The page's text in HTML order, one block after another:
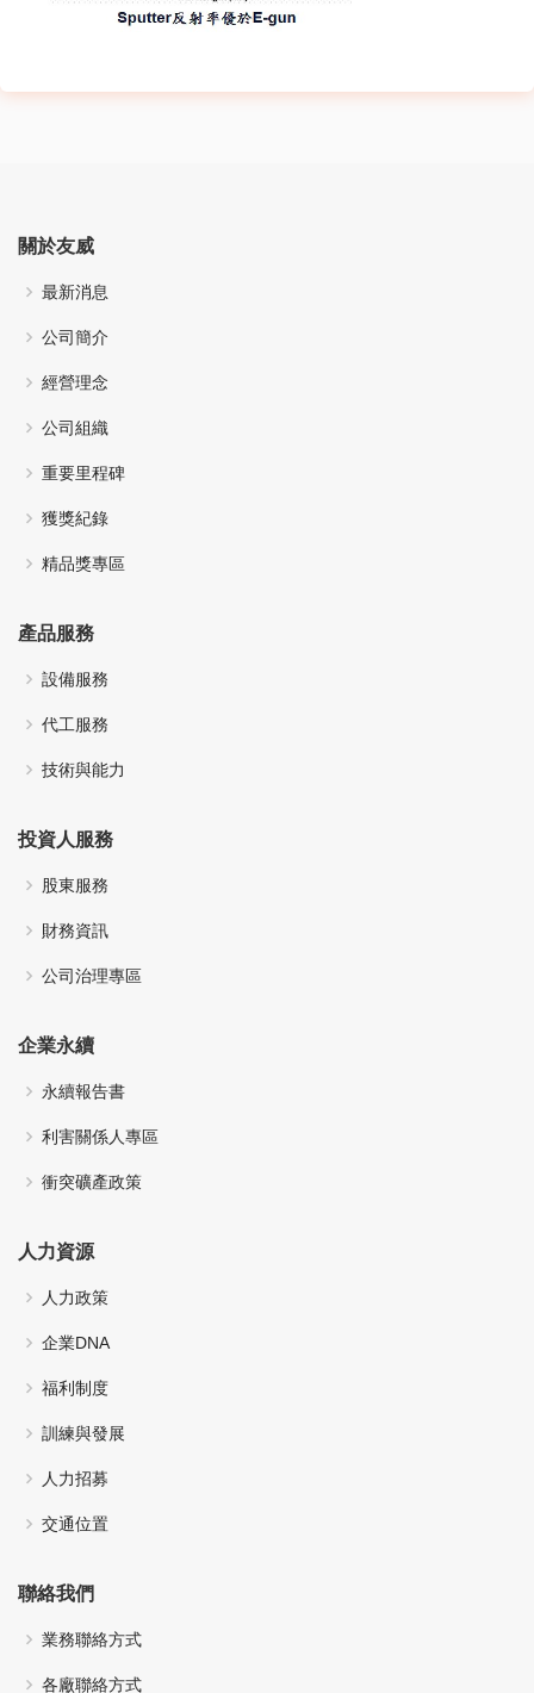
關於友威
最新消息
公司簡介
經營理念
公司組織
重要里程碑
獲獎紀錄
精品獎專區
產品服務
設備服務
代工服務
技術與能力
投資人服務
股東服務
財務資訊
公司治理專區
企業永續
永續報告書
利害關係人專區
衝突礦產政策
人力資源
人力政策
企業DNA
福利制度
訓練與發展
人力招募
交通位置
聯絡我們
業務聯絡方式
各廠聯絡方式